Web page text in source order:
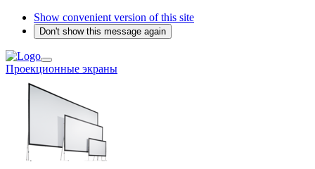
Show convenient version of this site
Don't show this message again
Проекционные экраны